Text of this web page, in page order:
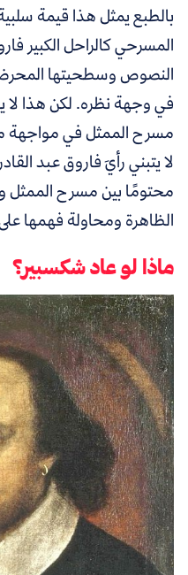
بالطبع يمثل هذا قيمة
المسرحي كالراحل الكبير
النصوص وسطحيتها
في وجهة نظره. لكن هذا لا
مسرح الممثل في مواجهة
لا يتبني رأيَ فاروق عبد
محتومًا بين مسرح الممثل
الظاهرة ومحاولة فهمها
ماذا لو عاد شكسبير؟